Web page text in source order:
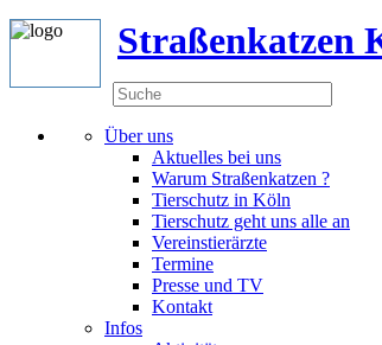
Straßenkatzen
Über uns
Aktuelles bei uns
Warum Straßenkatzen ?
Tierschutz in Köln
Tierschutz geht uns alle an
Vereinstierärzte
Termine
Presse und TV
Kontakt
Infos